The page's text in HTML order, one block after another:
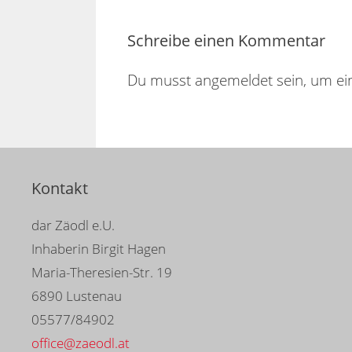
Schreibe einen Kommentar
Du musst angemeldet sein, um
Kontakt
dar Zäodl e.U.
Inhaberin Birgit Hagen
Maria-Theresien-Str. 19
6890 Lustenau
05577/84902
office@zaeodl.at